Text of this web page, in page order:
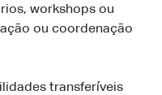
workshops ou
ou coordenação
transferíveis